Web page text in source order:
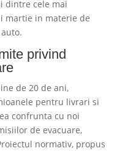
dintre cele mai
martie in materie de
privind
de 20 de ani,
pentru livrari si
confrunta cu noi
de evacuare,
normativ, propus